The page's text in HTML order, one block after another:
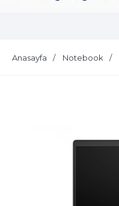
Anasayfa Notebook